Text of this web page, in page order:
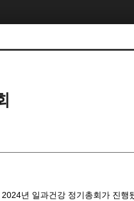
년 일과건강 정기총회가 진행